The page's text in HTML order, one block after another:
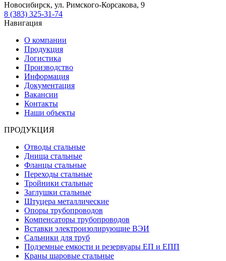
Новосибирск, ул. Римского-Корсакова, 9
8 (383) 325-31-74
Навигация
О компании
Продукция
Логистика
Производство
Информация
Документация
Вакансии
Контакты
Наши объекты
ПРОДУКЦИЯ
Отводы стальные
Днища стальные
Фланцы стальные
Переходы стальные
Тройники стальные
Заглушки стальные
Штуцера металлические
Опоры трубопроводов
Компенсаторы трубопроводов
Вставки электроизолирующие ВЭИ
Сальники для труб
Подземные емкости и резервуары ЕП и ЕПП
Краны шаровые стальные